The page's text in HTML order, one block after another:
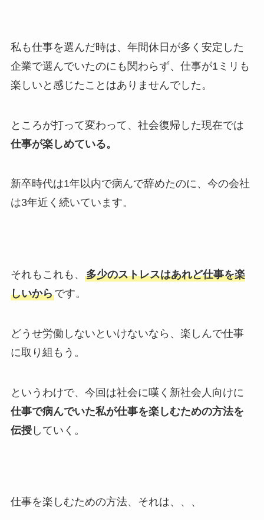
私も仕事を選んだ時は、年間休日が多く安定した
企業で選んでいたのにも関わらず、仕事が1ミリも
楽しいと感じたことはありませんでした。
ところが打って変わって、社会復帰した現在では
仕事が楽しめている。
新卒時代は1年以内で病んで辞めたのに、今の会社
は3年近く続いています。
それもこれも、 多少のストレスはあれど仕事を楽
しいからです。
どうせ労働しないといけないなら、楽しんで仕事
に取り組もう。
というわけで、今回は社会に嘆く新社会人向けに
仕事で病んでいた私が仕事を楽しむための方法を
伝授していく。
仕事を楽しむための方法、それは、、、